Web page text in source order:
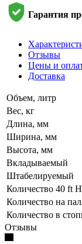
Гарантия
Отзывы
Цены и
Доставка
Объем, литр
Вес, кг
Длина, мм
Ширина, мм
Высота, мм
Вкладываемый
Штабелируемый
Количество 40 ft
Количество на
Количество в
Отзывы